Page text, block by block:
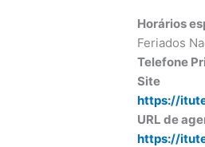
Horários
Feriados
Telefone
Site
https://
URL de
https://